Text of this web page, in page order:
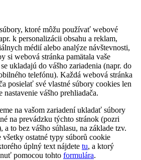
ktoré môžu používať webové
k personalizácii obsahu a reklam,
médií alebo analýze návštevnosti,
si webová stránka pamätala vaše
ukladajú do vášho zariadenia (napr. do
telefónu). Každá webová stránka
posielať své vlastné súbory cookies len
vášho prehliadača.
na vašom zariadení ukladať súbory
na prevádzku týchto stránok (pozri
to bez vášho súhlasu, na základe tzv.
všetky ostatné typy súborů cookie
úplný text nájdete tu, a ktorý
pomocou tohto formulára.